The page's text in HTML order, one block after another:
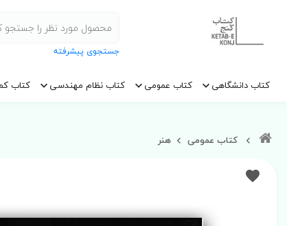
جستجوی پیشرفته
کتاب دانشگاهی کتاب عمومی کتاب نظام مهندسی کتاب
کتاب عمومی هنر